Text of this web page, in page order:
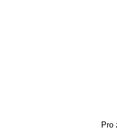
Pro